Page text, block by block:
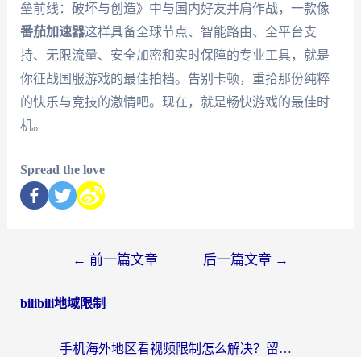
垒前线：破坏与创造》中与国内好友并肩作战，一款像
番茄加速器这样具备全球节点、智能路由、全平台支
持、无限流量、安全加密和实时保障的专业工具，就是
你征战国服游戏的最佳拍档。告别卡顿，重拾那份纯粹
的快乐与竞技的激情吧。现在，就是畅快游戏的最佳时
机。
Spread the love
← 前一篇文章 后一篇文章 →
bilibili地域限制
手机海外地区看视频限制怎么解决？留学生亲测有效的回国加速器指南